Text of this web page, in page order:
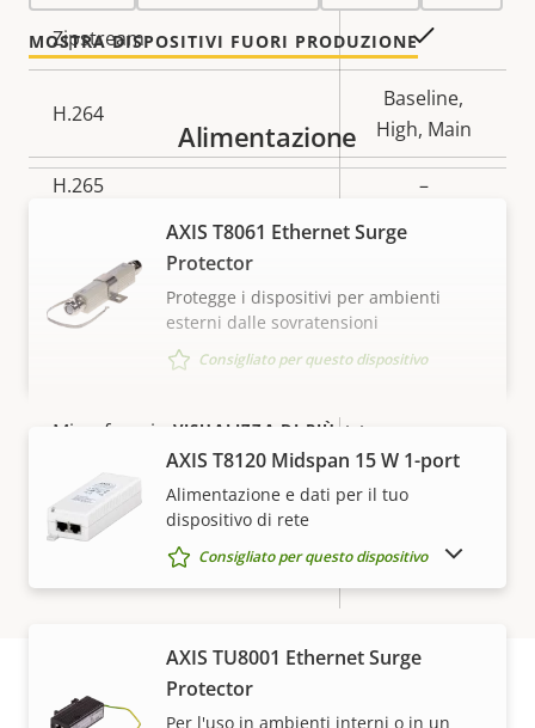
Descrizione
della
Valore
della
Zipstream
H.264
Baseline,
High, Main
H.265 –
Audio
proprietà
Valore
proprietà
Supporto audio
Microfono incorporato
Rete
MOSTRA DISPOSITIVI FUORI PRODUZIONE
VISUALIZZA DI PIÙ
Alimentazione
AXIS T8061 Ethernet Surge
Protector
Protegge i dispositivi per ambienti
esterni dalle sovratensioni
Consigliato per questo dispositivo
AXIS T8120 Midspan 15 W 1-port
Alimentazione e dati per il tuo
dispositivo di rete
Consigliato per questo dispositivo
AXIS TU8001 Ethernet Surge
Protector
Per l'uso in ambienti interni o in un
MOSTRA DISPOSITIVI FUORI PRODUZIONE